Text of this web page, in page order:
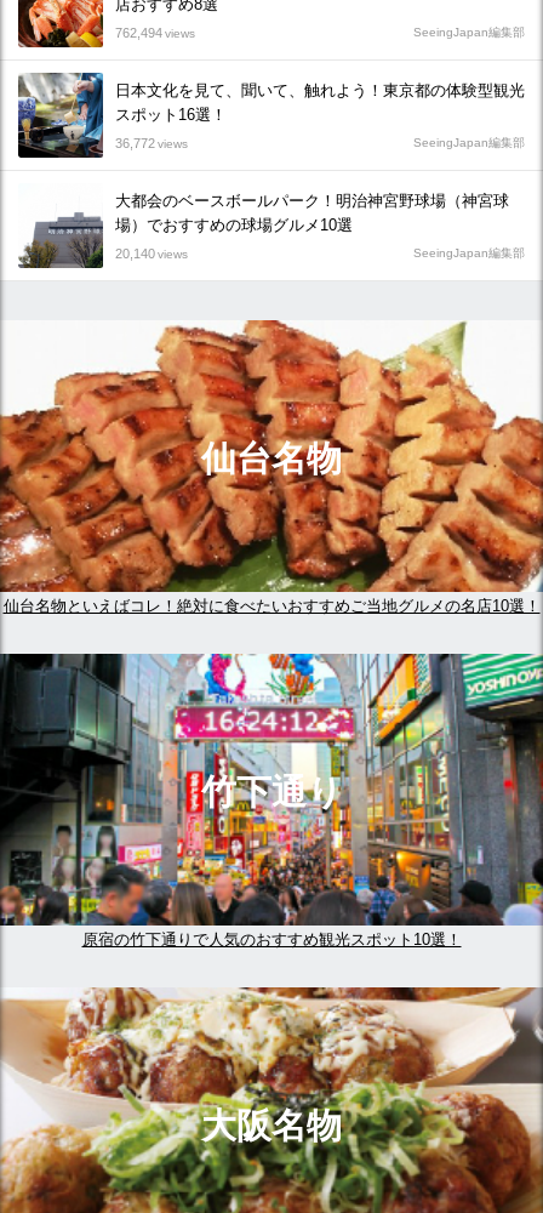
店おすすめ8選
762,494views SeeingJapan編集部
日本文化を見て、聞いて、触れよう！東京都の体験型観光
スポット16選！
36,772views SeeingJapan編集部
大都会のベースボールパーク！明治神宮野球場（神宮球
場）でおすすめの球場グルメ10選
20,140views SeeingJapan編集部
仙台名物
仙台名物といえばコレ！絶対に食べたいおすすめご当地グルメの名店10選！
竹下通り
原宿の竹下通りで人気のおすすめ観光スポット10選！
大阪名物